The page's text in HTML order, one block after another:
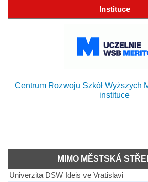
Instituce
Centrum Rozwoju Szkół Wyższych
instituce
MIMO MĚSTSKÁ
Univerzita DSW Ideis ve Vratislavi